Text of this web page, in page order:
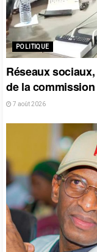
POLITIQUE
Réseaux
de la
7 août 2026